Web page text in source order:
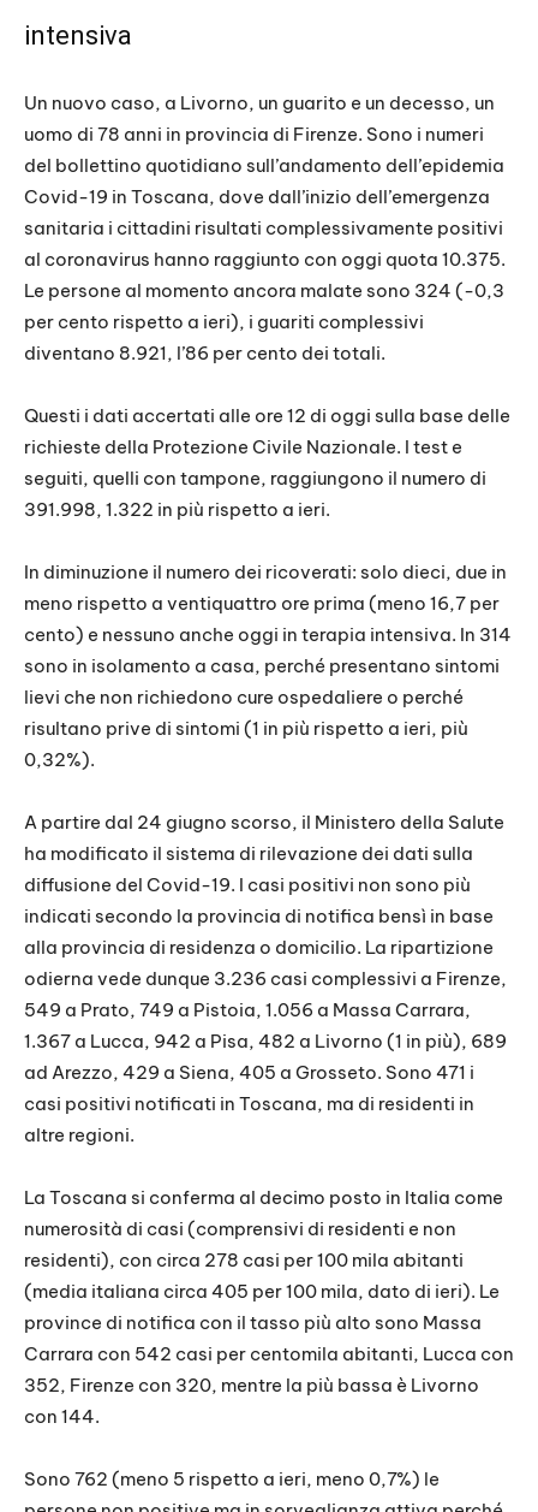
intensiva
Un nuovo caso, a Livorno, un guarito e un decesso, un
uomo di 78 anni in provincia di Firenze. Sono i numeri
del bollettino quotidiano sull’andamento dell’epidemia
Covid-19 in Toscana, dove dall’inizio dell’emergenza
sanitaria i cittadini risultati complessivamente positivi
al coronavirus hanno raggiunto con oggi quota 10.375.
Le persone al momento ancora malate sono 324 (-0,3
per cento rispetto a ieri), i guariti complessivi
diventano 8.921, l’86 per cento dei totali.
Questi i dati accertati alle ore 12 di oggi sulla base delle
richieste della Protezione Civile Nazionale. I test e
seguiti, quelli con tampone, raggiungono il numero di
391.998, 1.322 in più rispetto a ieri.
In diminuzione il numero dei ricoverati: solo dieci, due in
meno rispetto a ventiquattro ore prima (meno 16,7 per
cento) e nessuno anche oggi in terapia intensiva. In 314
sono in isolamento a casa, perché presentano sintomi
lievi che non richiedono cure ospedaliere o perché
risultano prive di sintomi (1 in più rispetto a ieri, più
0,32%).
A partire dal 24 giugno scorso, il Ministero della Salute
ha modificato il sistema di rilevazione dei dati sulla
diffusione del Covid-19. I casi positivi non sono più
indicati secondo la provincia di notifica bensì in base
alla provincia di residenza o domicilio. La ripartizione
odierna vede dunque 3.236 casi complessivi a Firenze,
549 a Prato, 749 a Pistoia, 1.056 a Massa Carrara,
1.367 a Lucca, 942 a Pisa, 482 a Livorno (1 in più), 689
ad Arezzo, 429 a Siena, 405 a Grosseto. Sono 471 i
casi positivi notificati in Toscana, ma di residenti in
altre regioni.
La Toscana si conferma al decimo posto in Italia come
numerosità di casi (comprensivi di residenti e non
residenti), con circa 278 casi per 100 mila abitanti
(media italiana circa 405 per 100 mila, dato di ieri). Le
province di notifica con il tasso più alto sono Massa
Carrara con 542 casi per centomila abitanti, Lucca con
352, Firenze con 320, mentre la più bassa è Livorno
con 144.
Sono 762 (meno 5 rispetto a ieri, meno 0,7%) le